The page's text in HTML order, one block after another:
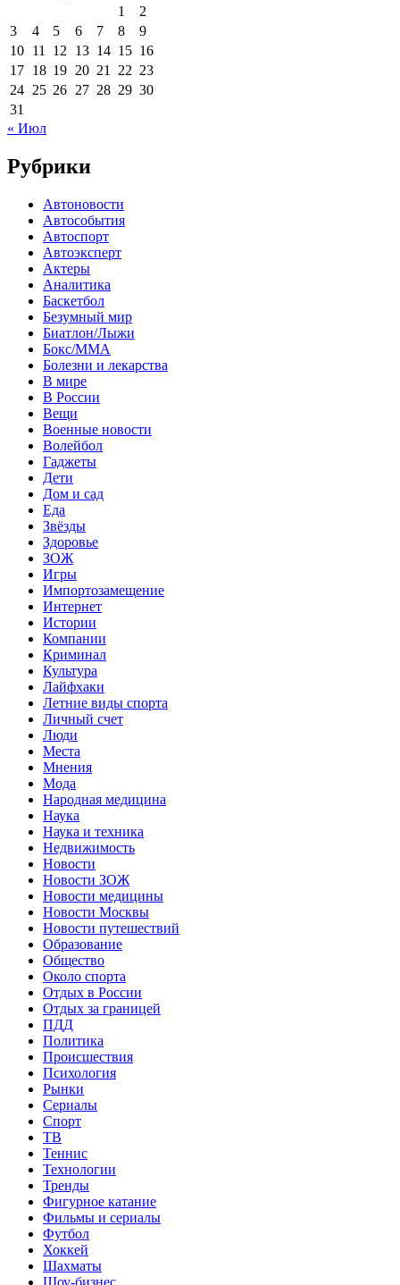
1
2
3
4 5 6 7 8
9
10 11 12 13 14 15 16
17 18 19 20 21 22 23
24 25 26 27 28 29 30
31
« Июл
Рубрики
Автоновости
Автособытия
Автоспорт
Автоэксперт
Актеры
Аналитика
Баскетбол
Безумный мир
Биатлон/Лыжи
Бокс/MMA
Болезни и лекарства
В мире
В России
Вещи
Военные новости
Волейбол
Гаджеты
Дети
Дом и сад
Еда
Звёзды
Здоровье
ЗОЖ
Игры
Импортозамещение
Интернет
Истории
Компании
Криминал
Культура
Лайфхаки
Летние виды спорта
Личный счет
Люди
Места
Мнения
Мода
Народная медицина
Наука
Наука и техника
Недвижимость
Новости
Новости ЗОЖ
Новости медицины
Новости Москвы
Новости путешествий
Образование
Общество
Около спорта
Отдых в России
Отдых за границей
ПДД
Политика
Происшествия
Психология
Рынки
Сериалы
Спорт
ТВ
Теннис
Технологии
Тренды
Фигурное катание
Фильмы и сериалы
Футбол
Хоккей
Шахматы
Шоу-бизнес